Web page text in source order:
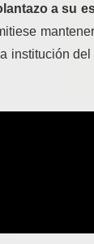
a su
institución